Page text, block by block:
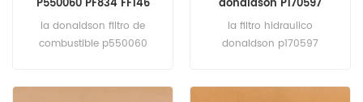
P550060 PF834 FF146
65-12503-5003
la donaldson filtro de
combustible p550060
donaldson P170597
PT23052-MPG HF6847
HC2237FDT13H
la filtro hidraulico
donaldson p170597